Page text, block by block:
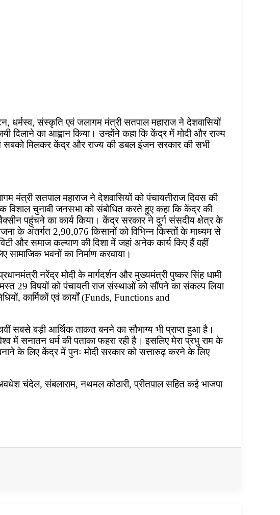
धर्मस्व, संस्कृति एवं जलागम मंत्री सतपाल महाराज ने देशवासियों
दिलाने का आह्वान किया। उन्होंने कहा कि केंद्र में मोदी और राज्य
सबको मिलकर केंद्र और राज्य की डबल इंजन सरकार की सभी
मंत्री सतपाल महाराज ने देशवासियों को पंचायतीराज दिवस की
विशाल चुनावी जनसभा को संबोधित करते हुए कहा कि केंद्र की
पहुंचने का कार्य किया। केंद्र सरकार ने दुर्ग संसदीय क्षेत्र के
के अंतर्गत 2,90,076 किसानों को विभिन्न किस्तों के माध्यम से
और समाज कल्याण की दिशा में जहां अनेक कार्य किए हैं वहीं
भवनों का निर्माण करवाया।
नरेंद्र मोदी के मार्गदर्शन और मुख्यमंत्री पुष्कर सिंह धामी
29 विषयों को पंचायती राज संस्थाओं को सौंपने का संकल्प लिया
कार्मिकों एवं कार्यों (Funds, Functions and
सबसे बड़ी आर्थिक ताकत बनने का सौभाग्य भी प्राप्त हुआ है।
में सनातन धर्म की पताका फहरा रही है। इसलिए मेरा प्रभु राम के
के लिए केंद्र में पुनः मोदी सरकार को सत्तारुढ़ करने के लिए
चंदेल, संबलाराम, नथमल कोठारी, प्रीतपाल सहित कई भाजपा